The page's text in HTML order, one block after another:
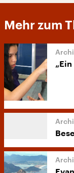
Mehr zum